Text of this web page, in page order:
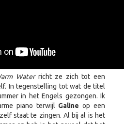
Waterricht ze zich tot een
In tegenstelling tot wat de titel
in het Engels gezongen. Ik
piano terwijl Galine op een
staat te zingen. Al bij al is het